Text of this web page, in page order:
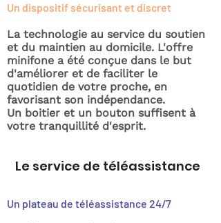
Un dispositif sécurisant et discret
La technologie au service du soutien
et du maintien au domicile. L'offre
minifone a été conçue dans le but
d'améliorer et de faciliter le
quotidien de votre proche, en
favorisant son indépendance.
Un boitier et un bouton suffisent à
votre tranquillité d'esprit.
Le service de téléassistance
Un plateau de téléassistance 24/7